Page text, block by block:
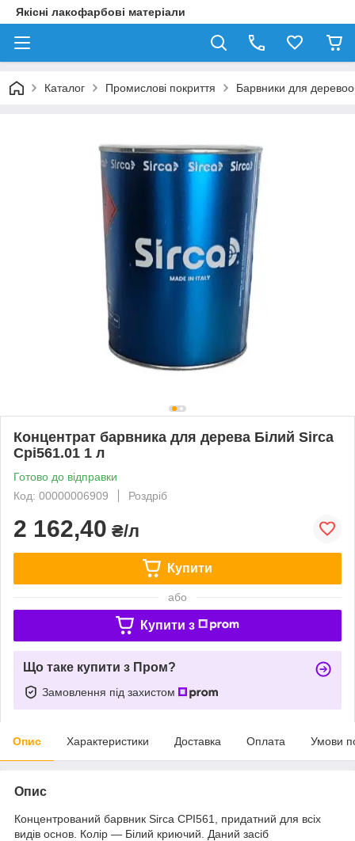
Якісні лакофарбові матеріали
Каталог Промислові покриття Барвники для
Концентрат барвника для дерева Білий Sirca
Cpi561.01 1 л
Готово до відправки
Код: 00000006909
Роздріб
2 162,40 ₴/л
Купити
або
Купити з
Що таке купити з Пром?
Замовлення під захистом
Опис Характеристики Доставка Оплата Умови
Опис
Концентрований барвник Sirca CPI561, придатний для всіх
видів основ. Колір — Білий криючий. Даний засіб